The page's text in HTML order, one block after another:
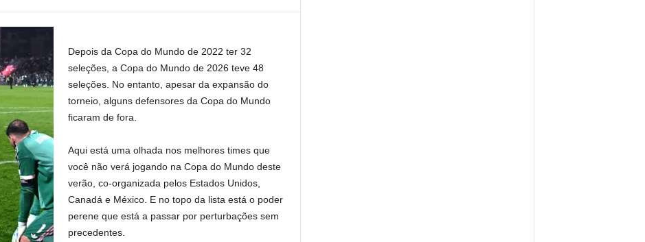
Depois da Copa do Mundo de 2022 ter 32
seleções, a Copa do Mundo de 2026 teve 48
seleções. No entanto, apesar da expansão do
torneio, alguns defensores da Copa do Mundo
ficaram de fora.
Aqui está uma olhada nos melhores times que
você não verá jogando na Copa do Mundo deste
verão, co-organizada pelos Estados Unidos,
Canadá e México. E no topo da lista está o poder
perene que está a passar por perturbações sem
precedentes.